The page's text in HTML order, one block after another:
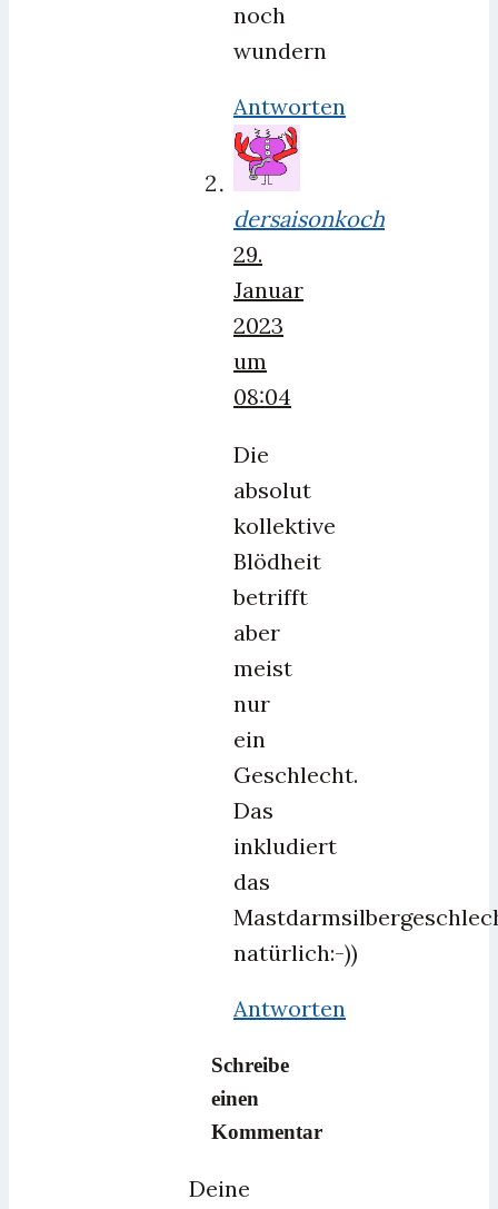
noch
wundern
Antworten
dersaisonkoch
29.
Januar
2023
um
08:04
Die
absolut
kollektive
Blödheit
betrifft
aber
meist
nur
ein
Geschlecht.
Das
inkludiert
das
natürlich:-))
Antworten
Schreibe
einen
Kommentar
Deine